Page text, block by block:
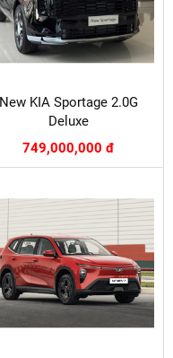
New KIA Sportage 2.0G
Deluxe
749,000,000 đ